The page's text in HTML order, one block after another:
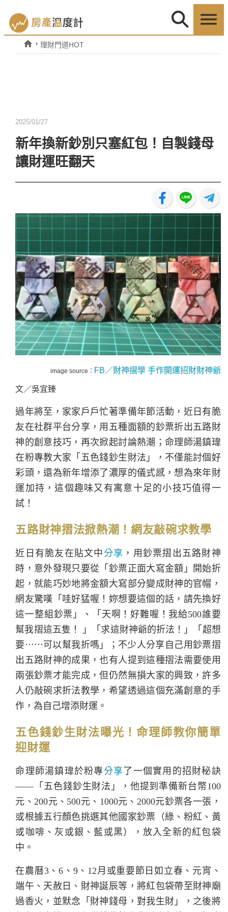
理財門道HOT
2025/01/27
新年換新鈔別只塞紅包！自製錢母
讓財運旺翻天
image source： FB／財神摺學 手作開運招財財神爺
文／吳宜臻
過年將至，家家戶戶忙著準備年節活動，近日有脆
友在社群平台分享，用五種面額的鈔票折出五路財
神的創意技巧，再次掀起討論熱潮；命理師湯鎮瑋
在粉專教大家「五色錢鈔生財法」，不僅能討個好
彩頭，還為新年增添了濃厚的儀式感，想為來年財
運加持，這個趣味又有寓意十足的小技巧值得一
試！
五路財神摺法掀熱潮！網友敲碗求教學
近日有脆友在貼文中分享 ，用鈔票摺出五路財神
時，意外發現只要從「鈔票正面大寫金額」開始折
起，就能巧妙地將金額大寫部分變成財神的官帽，
網友驚嘆「哇好猛喔！妳想要這個的話，請先換好
這一整組鈔票」、「天啊！好難喔！我給500誰要
幫我摺這五隻！ 」「求這財神爺的折法！」「超想
要⋯⋯可以幫我折嗎」；不少人分享自己用鈔票摺
出五路財神的成果，也有人提到這種摺法需要使用
兩張鈔票才能完成，但仍然無損大家的興致，許多
人仍敲碗求折法教學，希望透過這個充滿創意的手
作，為自己增添財運。
五色錢鈔生財法曝光！命理師教你簡單
迎財運
命理師湯鎮瑋於粉專分享了一個實用的招財秘訣
——「五色錢鈔生財法」，他提到準備新台幣100
元、200元、500元、1000元、2000元鈔票各一張，
或根據五行顏色挑選其他國家鈔票（綠、粉紅、黃
或咖啡、灰或銀、藍或黑），放入全新的紅包袋
中。
在農曆3、6、9、12月或重要節日如立春、元宵、
端午、天赦日、財神誕辰等，將紅包袋帶至財神廟
過香火，並默念「財神錢母，對我生財」，之後將